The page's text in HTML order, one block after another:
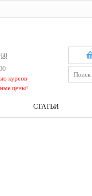
курсов
цены!
СТАТЬИ